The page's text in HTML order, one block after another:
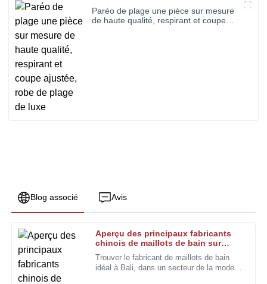
Paréo de plage une pièce sur mesure
de haute qualité, respirant et coupe
Blog associé Avis
Aperçu des principaux fabricants
chinois de maillots de bain sur
mesure à Bali en 2026 ?
Trouver le fabricant de maillots de bain
idéal à Bali, dans un secteur de la mode
M
Matthew
Lee
Je suis pleinement satisfait de la qualité du produit et de